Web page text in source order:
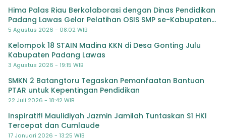
Hima Palas Riau Berkolaborasi dengan Dinas Pendidikan
Padang Lawas Gelar Pelatihan OSIS SMP se-Kabupaten
Padang Lawas
5 Agustus 2026 - 08:02 WIB
Kelompok 18 STAIN Madina KKN di Desa Gonting Julu
Kabupaten Padang Lawas
3 Agustus 2026 - 19:15 WIB
SMKN 2 Batangtoru Tegaskan Pemanfaatan Bantuan
PTAR untuk Kepentingan Pendidikan
22 Juli 2026 - 18:42 WIB
Inspiratif! Maulidiyah Jazmin Jamilah Tuntaskan S1 HKI
Tercepat dan Cumlaude
17 Januari 2026 - 13:25 WIB